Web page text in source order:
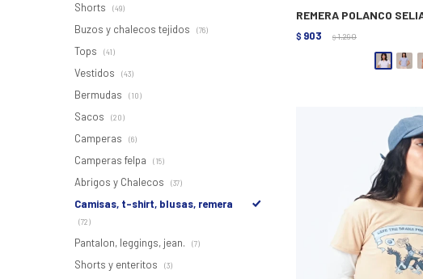
REMERA POLANCO
$ 903 $ 1.290
Shorts (49)
Buzos y chalecos tejidos (76)
Tops (41)
Vestidos (43)
Bermudas (10)
Sacos (20)
Camperas (6)
Camperas felpa (15)
Abrigos y Chalecos (37)
Camisas, t-shirt, blusas, remera
(72)
Pantalon, leggings, jean. (7)
Shorts y enteritos (3)